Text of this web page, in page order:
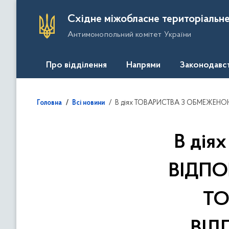
Східне міжобласне
Антимонопольний комітет України
Про відділення Напрями
Головна Всі новини В діях ТОВАРИСТВА З ОБМЕЖЕНОЮ ВІДПОВІДАЛЬНІСТЮ "АЛЬФА КІПП" та ТОВАРИСТВА З ОБМЕЖЕНОЮ
В